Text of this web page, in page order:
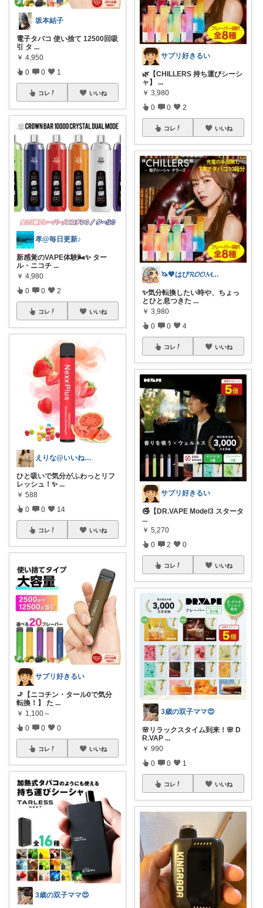
坂本結子
電子タバコ 使い捨て 12500回吸
引 タ ...
￥ 4,950
0 0 1
コレ いいね
孝@毎日更新♪
新感覚のVAPE体験🌬️✨ ター
ル・ニコチ ...
￥ 4,980
0 0 2
コレ いいね
えりな@いいね100%バック💓
ひと吸いで気分がふわっとリフ
レッシュ！✨ ...
￥ 588
0 0 14
コレ いいね
サプリ好きるい
🚬【ニコチン・タール0で気分
転換！】 た ...
￥ 1,100～
0 0 0
コレ いいね
3歳の双子ママ😍
サプリ好きるい
🌿【CHILLERS 持ち運びシーシ
ャ】 ...
￥ 3,980
0 0 2
コレ いいね
🦄🧡はぴ𝓡𝓞𝓞𝓜 🧡🦄
✨気分転換したい時や、ちょっ
とひと息つきた ...
￥ 3,980
0 0 4
コレ いいね
サプリ好きるい
🚭【DR.VAPE Model3 スタータ
...
￥ 5,270
0 2 0
コレ いいね
3歳の双子ママ😍
🌸リラックスタイム到来！🌸 D
R.VAP ...
￥ 990
0 0 1
コレ いいね